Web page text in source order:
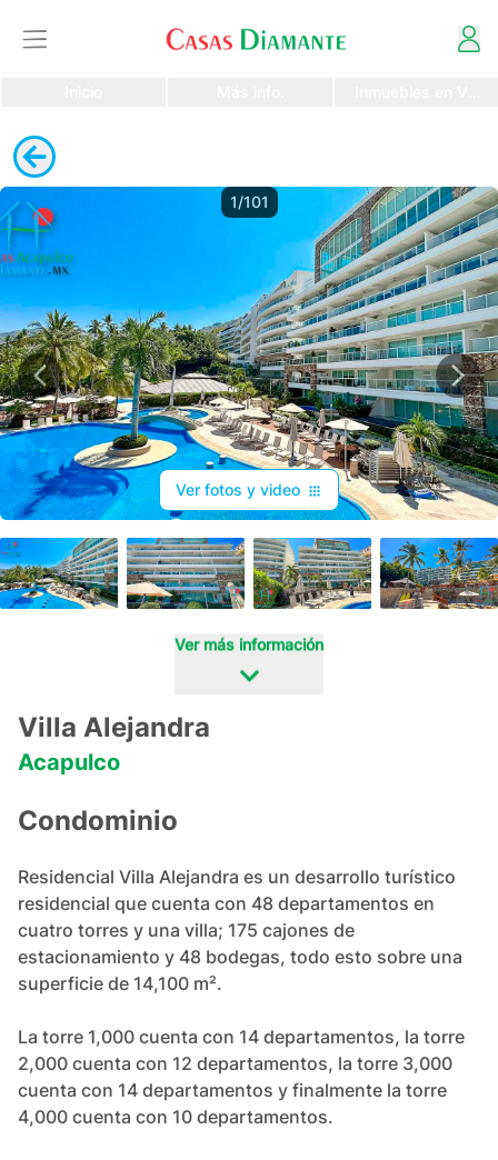
1/101
Ver fotos y video
Ver más información
Villa Alejandra
Acapulco
Condominio
Residencial Villa Alejandra es un desarrollo turístico
residencial que cuenta con 48 departamentos en
cuatro torres y una villa; 175 cajones de
estacionamiento y 48 bodegas, todo esto sobre una
superficie de 14,100 m².
La torre 1,000 cuenta con 14 departamentos, la torre
2,000 cuenta con 12 departamentos, la torre 3,000
cuenta con 14 departamentos y finalmente la torre
4,000 cuenta con 10 departamentos.